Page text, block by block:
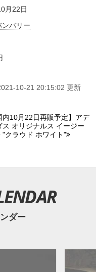
月22日
ンバリー
10-21 20:15:02 更新
内10月22日再販予定】アデ
ス オリジナルス イージー
"クラウド ホワイト"
ダー